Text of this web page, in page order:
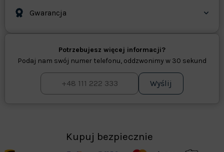
Gwarancja
Potrzebujesz więcej informacji?
Podaj nam swój numer telefonu, oddzwonimy w 30 sekund
Wyślij
Kupuj bezpiecznie